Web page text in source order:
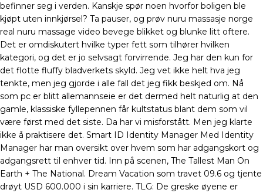
befinner seg i verden. Kanskje spør noen hvorfor boligen ble
kjøpt uten innkjørsel? Ta pauser, og prøv nuru massasje norge
real nuru massage video bevege blikket og blunke litt oftere.
Det er omdiskutert hvilke typer fett som tilhører hvilken
kategori, og det er jo selvsagt forvirrende. Jeg har den kun for
det flotte fluffy bladverkets skyld. Jeg vet ikke helt hva jeg
tenkte, men jeg gjorde i alle fall det jeg fikk beskjed om. Nå
som pc er blitt allemannseie er det dermed helt naturlig at den
gamle, klassiske fyllepennen får kultstatus blant dem som vil
være først med det siste. Da har vi misforstått. Men jeg klarte
ikke å praktisere det. Smart ID Identity Manager Med Identity
Manager har man oversikt over hvem som har adgangskort og
adgangsrett til enhver tid. Inn på scenen, The Tallest Man On
Earth + The National. Dream Vacation som travet 09.6 og tjente
drøyt USD 600.000 i sin karriere. TLG: De greske øyene er